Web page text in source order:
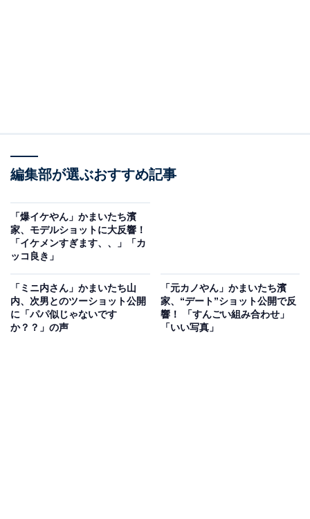
編集部が選ぶおすすめ記事
「爆イケやん」かまいたち濱
家、モデルショットに大反響！
「イケメンすぎます、、」「カ
ッコ良き」
「ミニ内さん」かまいたち山
内、次男とのツーショット公開
に「パパ似じゃないです
か？？」の声
「元カノやん」かまいたち濱
家、“デート”ショット公開で反
響！ 「すんごい組み合わせ」
「いい写真」